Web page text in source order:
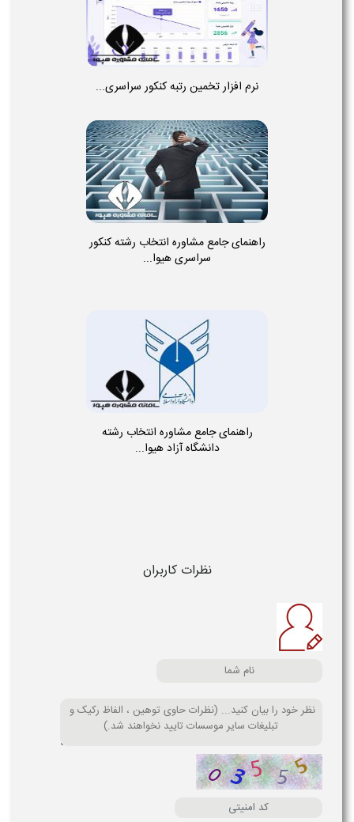
نرم افزار تخمین رتبه کنکور سراسری...
راهنمای جامع مشاوره انتخاب رشته کنکور
سراسری هیوا...
راهنمای جامع مشاوره انتخاب رشته
دانشگاه آزاد هیوا...
نظرات کاربران